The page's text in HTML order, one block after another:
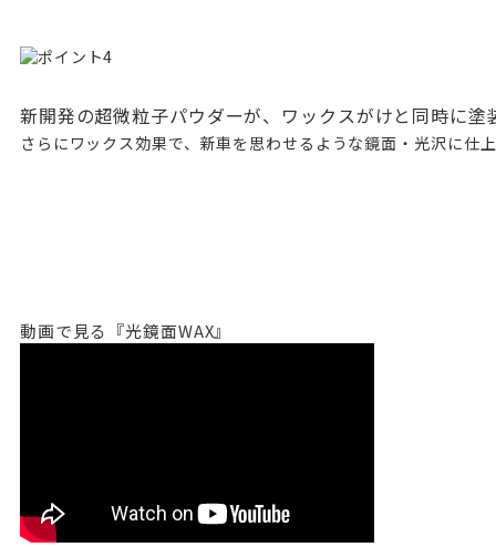
新開発の超微粒子パウダーが、ワックスがけと同時に塗
さらにワックス効果で、新車を思わせるような鏡面・光沢に仕
動画で見る『光鏡面WAX』